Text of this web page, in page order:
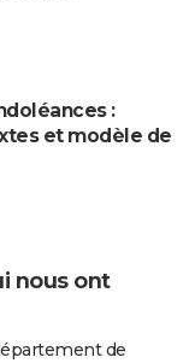
:
et modèle de
nous ont
de